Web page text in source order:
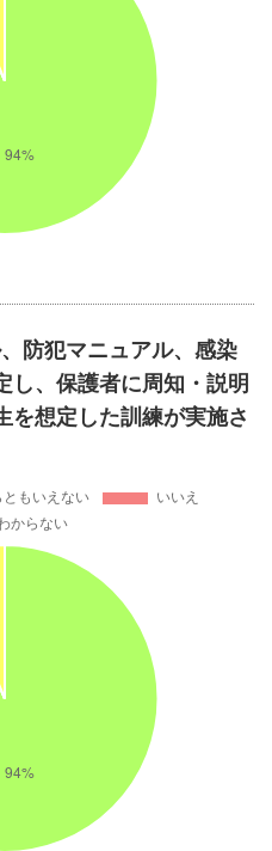
防犯マニュアル、感染
し、保護者に周知・説明
を想定した訓練が実施さ